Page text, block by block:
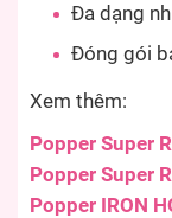
Đa dạng
Đóng gói
Xem thêm:
Popper Super
Popper Super
Popper IRON